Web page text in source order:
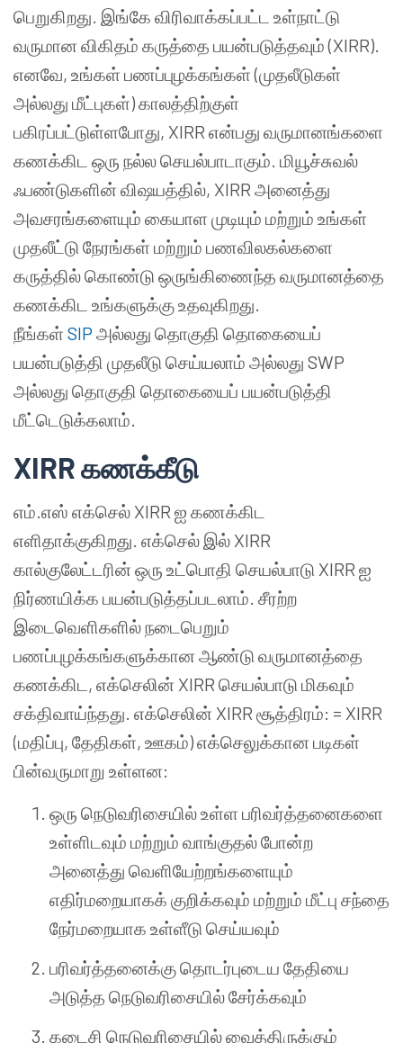
பெறுகிறது. இங்கே விரிவாக்கப்பட்ட உள்நாட்டு
வருமான விகிதம் கருத்தை பயன்படுத்தவும் (XIRR).
எனவே, உங்கள் பணப்புழக்கங்கள் (முதலீடுகள்
அல்லது மீட்புகள்) காலத்திற்குள்
பகிரப்பட்டுள்ளபோது, XIRR என்பது வருமானங்களை
கணக்கிட ஒரு நல்ல செயல்பாடாகும். மியூச்சுவல்
ஃபண்டுகளின் விஷயத்தில், XIRR அனைத்து
அவசரங்களையும் கையாள முடியும் மற்றும் உங்கள்
முதலீட்டு நேரங்கள் மற்றும் பணவிலகல்களை
கருத்தில் கொண்டு ஒருங்கிணைந்த வருமானத்தை
கணக்கிட உங்களுக்கு உதவுகிறது.
நீங்கள் SIP அல்லது தொகுதி தொகையைப்
பயன்படுத்தி முதலீடு செய்யலாம் அல்லது SWP
அல்லது தொகுதி தொகையைப் பயன்படுத்தி
மீட்டெடுக்கலாம்.
XIRR கணக்கீடு
எம்.எஸ் எக்செல் XIRR ஐ கணக்கிட
எளிதாக்குகிறது. எக்செல் இல் XIRR
கால்குலேட்டரின் ஒரு உட்பொதி செயல்பாடு XIRR ஐ
நிர்ணயிக்க பயன்படுத்தப்படலாம். சீரற்ற
இடைவெளிகளில் நடைபெறும்
பணப்புழக்கங்களுக்கான ஆண்டு வருமானத்தை
கணக்கிட, எக்செலின் XIRR செயல்பாடு மிகவும்
சக்திவாய்ந்தது. எக்செலின் XIRR சூத்திரம்: = XIRR
(மதிப்பு, தேதிகள், ஊகம்) எக்செலுக்கான படிகள்
பின்வருமாறு உள்ளன:
ஒரு நெடுவரிசையில் உள்ள பரிவர்த்தனைகளை
உள்ளிடவும் மற்றும் வாங்குதல் போன்ற
அனைத்து வெளியேற்றங்களையும்
எதிர்மறையாகக் குறிக்கவும் மற்றும் மீட்பு சந்தை
நேர்மறையாக உள்ளீடு செய்யவும்
பரிவர்த்தனைக்கு தொடர்புடைய தேதியை
அடுத்த நெடுவரிசையில் சேர்க்கவும்
கடைசி நெடுவரிசையில் வைத்திருக்கும்